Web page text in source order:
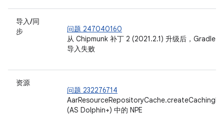
导入/同
步
问题 247040160
从 Chipmunk 补丁 2 (2021.2.1) 升级后，Gradle
导入失败
资源
问题 232276714
(AS Dolphin+) 中的 NPE